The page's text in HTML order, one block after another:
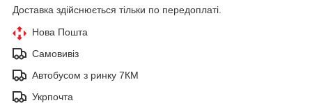
Доставка здійснюється тільки по передоплаті.
Нова Пошта
Самовивіз
Автобусом з ринку 7КМ
Укрпочта